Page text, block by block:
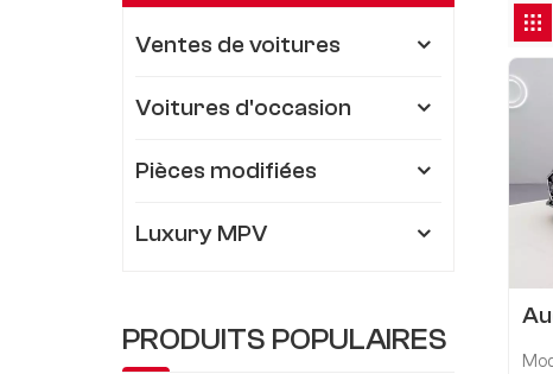
Ventes de voitures
Voitures d'occasion
Pièces modifiées
Luxury MPV
PRODUITS POPULAIRES